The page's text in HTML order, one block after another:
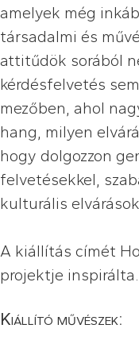
amelyek még
társadalmi és
attitűdök sorából
kérdésfelvetés
mezőben, ahol
hang, milyen
hogy dolgozzon
felvetésekkel,
kulturális
A kiállítás címét
projektje inspirálta.
Kiállító művészek: